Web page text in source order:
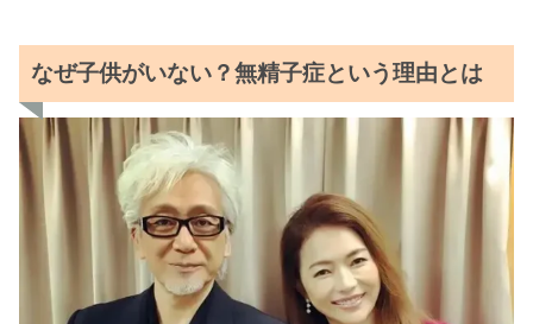
なぜ子供がいない？無精子症という理由とは